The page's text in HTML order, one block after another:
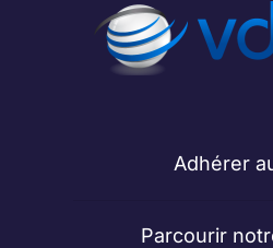
Adhérer
Parcourir